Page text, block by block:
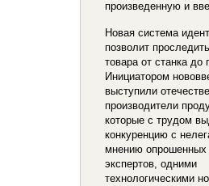
произведенную и
Новая система
позволит
товара от станка до
Инициатором
выступили
производители
которые с трудом
конкуренцию с
мнению
экспертов, одними
технологическими